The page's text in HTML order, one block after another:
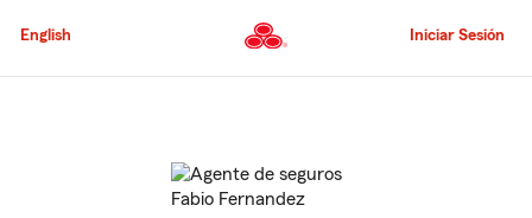
al
principal
English Iniciar Sesión